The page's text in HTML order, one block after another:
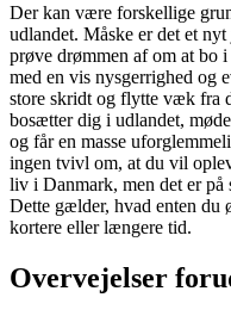
Der kan være forskellige
udlandet. Måske er det et
prøve drømmen af om at bo
med en vis nysgerrighed og
store skridt og flytte væk fra
bosætter dig i udlandet,
og får en masse
ingen tvivl om, at du vil
liv i Danmark, men det er
Dette gælder, hvad enten du
kortere eller længere tid.
Overvejelser